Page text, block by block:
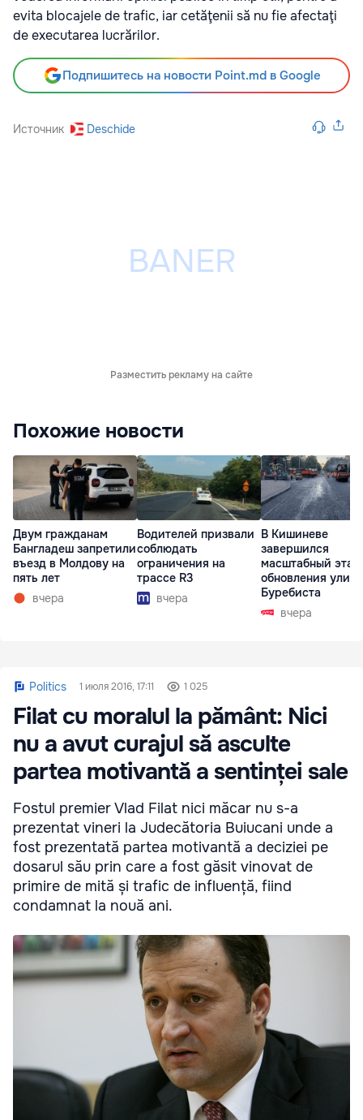
evita blocajele de trafic, iar cetăţenii să nu fie afectaţi
de executarea lucrărilor.
Подпишитесь на новости Point.md в Google
Источник Deschide
Разместить рекламу на сайте
Похожие новости
Двум гражданам
Бангладеш запретили
въезд в Молдову на
пять лет
вчера
Водителей призвали
соблюдать
ограничения на
трассе R3
вчера
В Кишиневе
завершился
масштабный этап
обновления
Буребиста
вчера
Politics 1 июля 2016, 17:11 1 025
Filat cu moralul la pământ: Nici
nu a avut curajul să asculte
partea motivantă a sentinței sale
Fostul premier Vlad Filat nici măcar nu s-a
prezentat vineri la Judecătoria Buiucani unde a
fost prezentată partea motivantă a deciziei pe
dosarul său prin care a fost găsit vinovat de
primire de mită și trafic de influență, fiind
condamnat la nouă ani.